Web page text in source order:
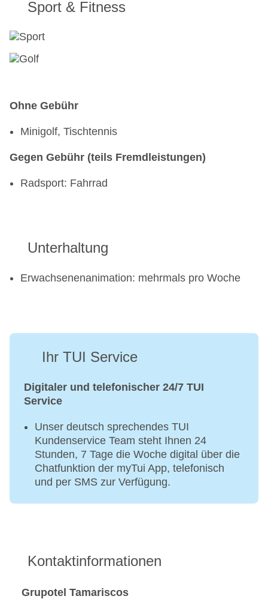
Sport & Fitness
Ohne Gebühr
Minigolf, Tischtennis
Gegen Gebühr (teils Fremdleistungen)
Radsport: Fahrrad
Unterhaltung
Erwachsenenanimation: mehrmals pro Woche
Ihr TUI Service
Digitaler und telefonischer 24/7 TUI
Service
Unser deutsch sprechendes TUI
Kundenservice Team steht Ihnen 24
Stunden, 7 Tage die Woche digital über die
Chatfunktion der myTui App, telefonisch
und per SMS zur Verfügung.
Kontaktinformationen
Grupotel Tamariscos